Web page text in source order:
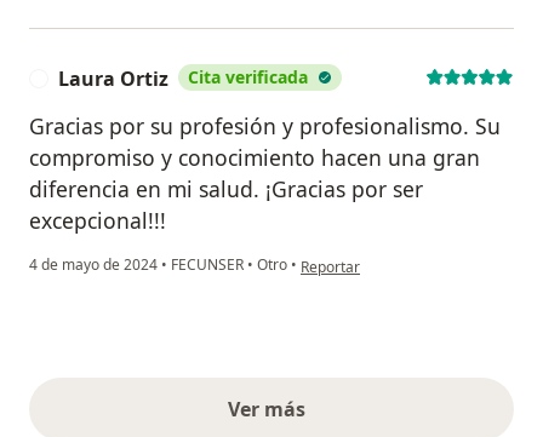
Laura Ortiz Cita verificada
Gracias por su profesión y profesionalismo. Su
compromiso y conocimiento hacen una gran
diferencia en mi salud. ¡Gracias por ser
excepcional!!!
4 de mayo de 2024 • FECUNSER • Otro • en opinión del usuario Laura Ortiz
Reportar
Ver másopiniones anteriores